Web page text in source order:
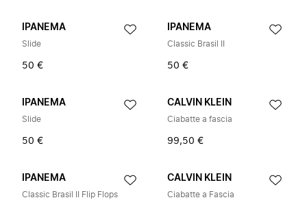
IPANEMA
Slide
50 €
IPANEMA
Classic Brasil II
50 €
IPANEMA
Slide
50 €
CALVIN KLEIN
Ciabatte a fascia
99,50 €
IPANEMA
Classic Brasil II Flip Flops
CALVIN KLEIN
Ciabatte a Fascia